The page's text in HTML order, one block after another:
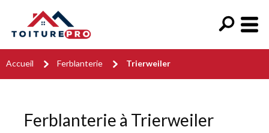
Accueil Ferblanterie Trierweiler
Ferblanterie à Trierweiler